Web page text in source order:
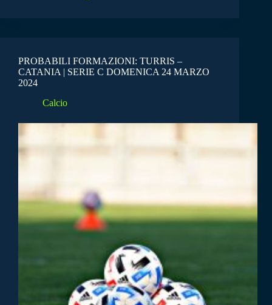
PROBABILI FORMAZIONI: TURRIS –
CATANIA | SERIE C DOMENICA 24 MARZO
2024
Calcio